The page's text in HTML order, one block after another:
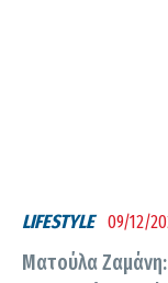
LIFESTYLE 09/12/
Ματούλα